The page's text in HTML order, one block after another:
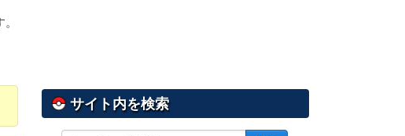
サイト内を検索